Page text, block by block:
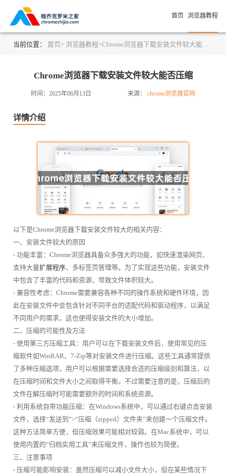
首页 浏览器教程
当前位置： 首页> 浏览器教程>Chrome浏览器下载安装文件较大能否压缩
Chrome浏览器下载安装文件较大能否压缩
时间：2025年06月13日 来源： chrome浏览器官网
详情介绍
以下是Chrome浏览器下载安装文件较大的相关内容：
一、安装文件较大的原因
- 功能丰富：Chrome浏览器具备众多强大的功能，如快速渲染网页、
支持大量扩展程序、多标签页管理等。为了实现这些功能，安装文件
中包含了丰富的代码和资源，导致文件体积较大。
- 兼容性考虑：Chrome需要兼容各种不同的操作系统和硬件环境，因
此在安装文件中会包含针对不同平台的适配代码和驱动程序，以满足
不同用户的需求，这也使得安装文件的大小增加。
二、压缩的可能性及方法
- 使用第三方压缩工具：用户可以在下载安装文件后，使用常见的压
缩软件如WinRAR、7-Zip等对安装文件进行压缩。这些工具通常提供
了多种压缩选项，用户可以根据需要选择合适的压缩级别和算法，以
在压缩时间和文件大小之间取得平衡。不过需要注意的是，压缩后的
文件在解压缩时可能需要额外的时间和系统资源。
- 利用系统自带功能压缩：在Windows系统中，可以通过右键点击安装
文件，选择“发送到”>“压缩（zipped）文件夹”来创建一个压缩文件。
这种方法简单方便，但压缩效果可能相对较弱。在Mac系统中，可以
使用内置的“归档实用工具”来压缩文件，操作也较为简便。
三、注意事项
- 压缩可能影响安装：虽然压缩可以减小文件大小，但在某些情况下